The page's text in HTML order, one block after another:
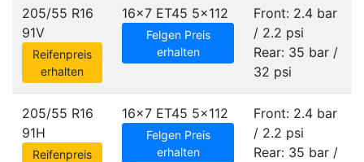
205/55 R16
91V
Reifenpreis
erhalten
16x7 ET45 5x112
Felgen Preis
erhalten
Front: 2.4 bar
/ 2.2 psi
Rear: 35 bar /
32 psi
205/55 R16
91H
Reifenpreis
16x7 ET45 5x112
Felgen Preis
erhalten
Front: 2.4 bar
/ 2.2 psi
Rear: 35 bar /